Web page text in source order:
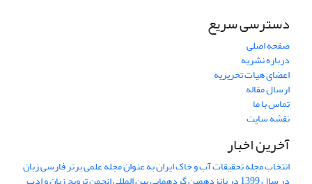
دسترسی سریع
صفحه اصلی
درباره نشریه
اعضای هیات تحریریه
ارسال مقاله
تماس با ما
نقشه سایت
آخرین اخبار
انتخاب مجله تحقیقات آب و خاک ایران به عنوان مجله علمی برتر فارسی زبان